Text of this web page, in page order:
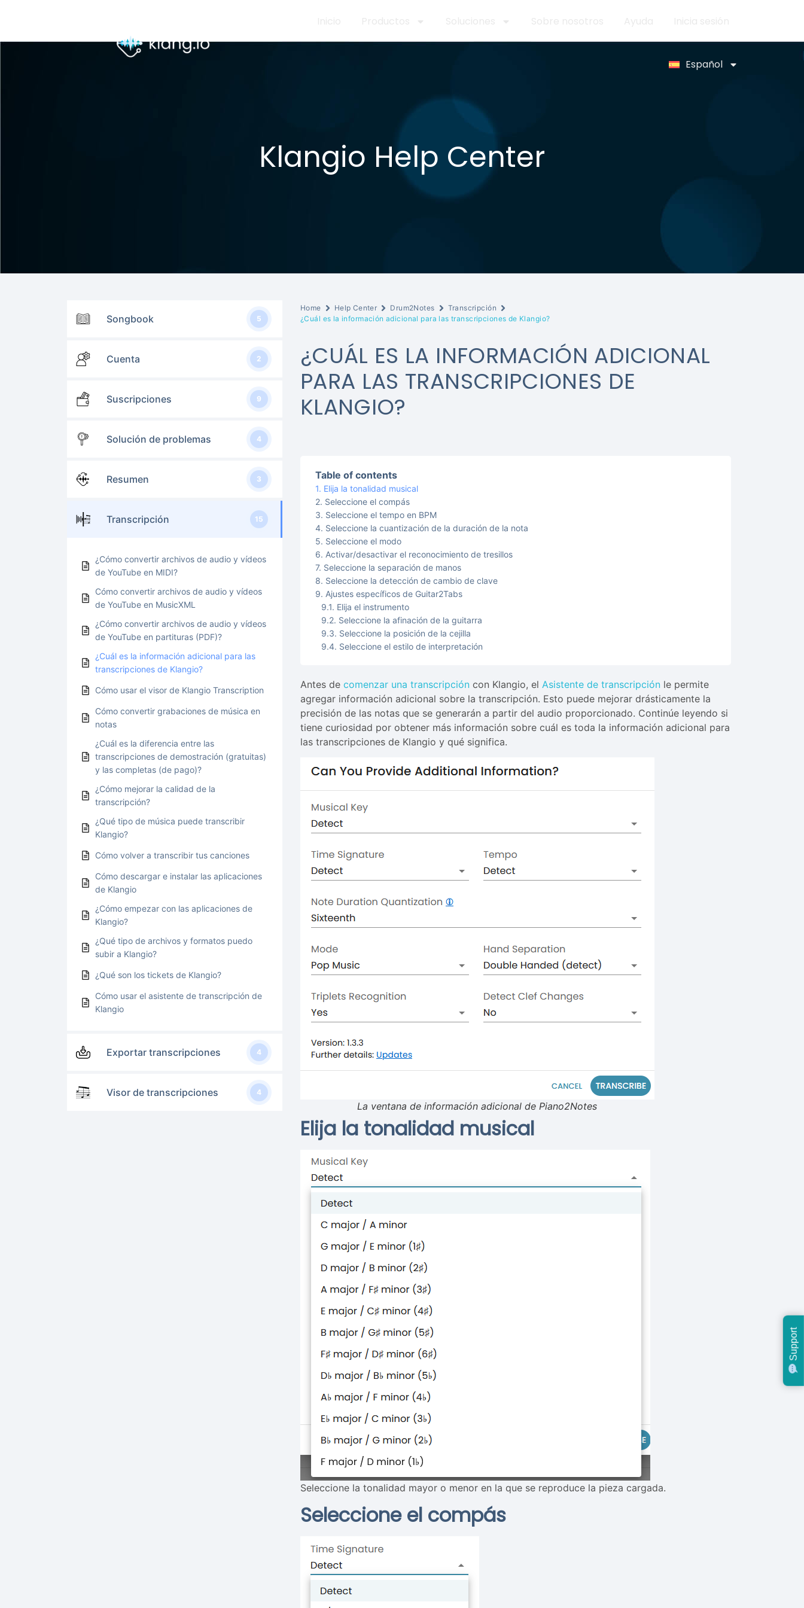
Español
Klangio Help Center
Songbook 5
Cuenta 2
Suscripciones 9
Solución de problemas 4
Resumen 3
Transcripción 15
¿Cómo convertir archivos de audio y vídeos
de YouTube en MIDI?
Cómo convertir archivos de audio y vídeos
de YouTube en MusicXML
¿Cómo convertir archivos de audio y vídeos
de YouTube en partituras (PDF)?
¿Cuál es la información adicional para las
transcripciones de Klangio?
Cómo usar el visor de Klangio Transcription
Cómo convertir grabaciones de música en
notas
¿Cuál es la diferencia entre las
transcripciones de demostración (gratuitas)
y las completas (de pago)?
¿Cómo mejorar la calidad de la
transcripción?
¿Qué tipo de música puede transcribir
Klangio?
Cómo volver a transcribir tus canciones
Cómo descargar e instalar las aplicaciones
de Klangio
¿Cómo empezar con las aplicaciones de
Klangio?
¿Qué tipo de archivos y formatos puedo
subir a Klangio?
¿Qué son los tickets de Klangio?
Cómo usar el asistente de transcripción de
Klangio
Exportar transcripciones 4
Visor de transcripciones 4
Home Help Center Drum2Notes
Transcripción
¿Cuál es la información adicional para las transcripciones de Klangio?
¿CUÁL ES LA INFORMACIÓN ADICIONAL
PARA LAS TRANSCRIPCIONES DE
KLANGIO?
Table of contents
Elija la tonalidad musical
Seleccione el compás
Seleccione el tempo en BPM
Seleccione la cuantización de la duración de la nota
Seleccione el modo
Activar/desactivar el reconocimiento de tresillos
Seleccione la separación de manos
Seleccione la detección de cambio de clave
Ajustes específicos de Guitar2Tabs
Elija el instrumento
Seleccione la afinación de la guitarra
Seleccione la posición de la cejilla
Seleccione el estilo de interpretación
Antes de comenzar una transcripcióncon Klangio, el Asistente de transcripciónle permite
agregar información adicional sobre la transcripción. Esto puede mejorar drásticamente la
precisión de las notas que se generarán a partir del audio proporcionado. Continúe leyendo si
tiene curiosidad por obtener más información sobre cuál es toda la información adicional para
las transcripciones de Klangio y qué significa.
La ventana de información adicional de Piano2Notes
Elija la tonalidad musical
Seleccione la tonalidad mayor o menor en la que se reproduce la pieza cargada.
Seleccione el compás
Support